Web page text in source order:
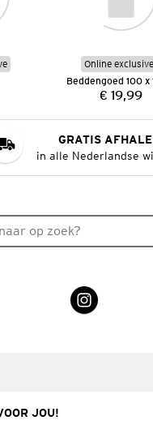
Online exclusive
Prijs:
€ 19,99
GRATIS
in alle Nederlandse
JOU!